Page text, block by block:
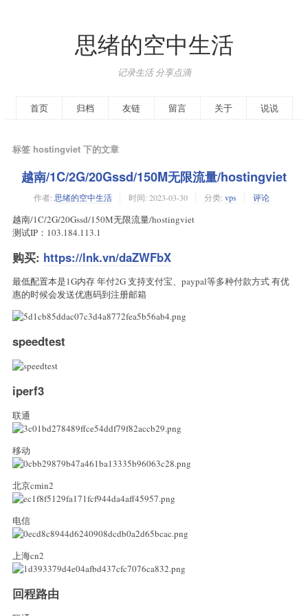
思绪的空中生活
记录生活 分享点滴
首页 归档 友链 留言 关于 说说
标签 hostingviet 下的文章
越南/1C/2G/20Gssd/150M无限流量/hostingviet
作者: 思绪的空中生活 时间: 2023-03-30 分类: vps 评论
越南/1C/2G/20Gssd/150M无限流量/hostingviet
测试IP：103.184.113.1
购买: https://lnk.vn/daZWFbX
最低配置本是1G内存 年付2G 支持支付宝、paypal等多种付款方式 有优
惠的时候会发送优惠码到注册邮箱
speedtest
iperf3
联通
移动
北京cmin2
电信
上海cn2
回程路由